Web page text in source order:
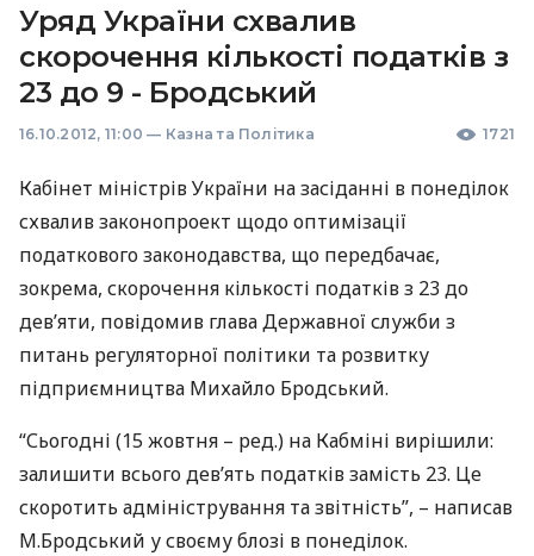
Уряд України схвалив
скорочення кількості податків з
23 до 9 - Бродський
16.10.2012, 11:00 — Казна та Політика 1721
Кабінет міністрів України на засіданні в понеділок
схвалив законопроект щодо оптимізації
податкового законодавства, що передбачає,
зокрема, скорочення кількості податків з 23 до
дев’яти, повідомив глава Державної служби з
питань регуляторної політики та розвитку
підприємництва Михайло Бродський.
“Сьогодні (15 жовтня – ред.) на Кабміні вирішили:
залишити всього дев’ять податків замість 23. Це
скоротить адміністрування та звітність”, – написав
М.Бродський у своєму блозі в понеділок.